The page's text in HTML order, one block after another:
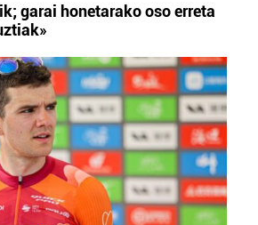
garai honetarako oso erreta